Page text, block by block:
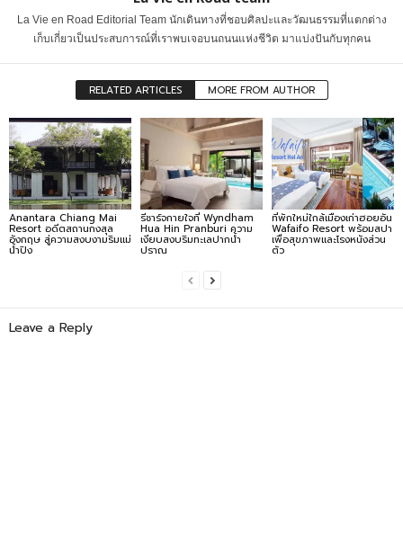
La Vie en Road Editorial Team นักเดินทางที่ชอบศิลปะและวัฒนธรรมที่แตกต่าง
เก็บเกี่ยวเป็นประสบการณ์ที่เราพบเจอบนถนนแห่งชีวิต มาแบ่งปันกับทุกคน
RELATED ARTICLES MORE FROM AUTHOR
Anantara Chiang Mai
Resort อดีตสถานกงสุล
อังกฤษ สู่ความสงบงามริมแม่
น้ำปิง
รีชาร์จกายใจที่ Wyndham
Hua Hin Pranburi ความ
เงียบสงบริมทะเลปากน้ำ
ปราณ
ที่พักใหม่ใกล้เมืองเก่าฮอยอัน
Wafaifo Resort พร้อมสปา
เพื่อสุขภาพและโรงหนังส่วน
ตัว
Leave a Reply